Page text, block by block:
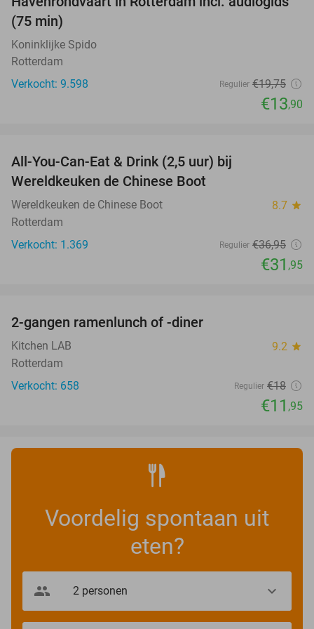
30%
(75 min)
Koninklijke Spido
Rotterdam
Verkocht: 9.598
Regulier €19,75
€13,90
All-You-Can-Eat & Drink (2,5 uur) bij
Wereldkeuken de Chinese Boot
Wereldkeuken de Chinese Boot 8.7 star
Rotterdam
Verkocht: 1.369
Regulier €36,95
€31 ,95
2-gangen ramenlunch of -diner
Kitchen LAB 9.2 star
Rotterdam
Verkocht: 658
Regulier €18
€11 ,95
Voordelig spontaan uit
eten?